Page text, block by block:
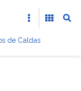
de Caldas